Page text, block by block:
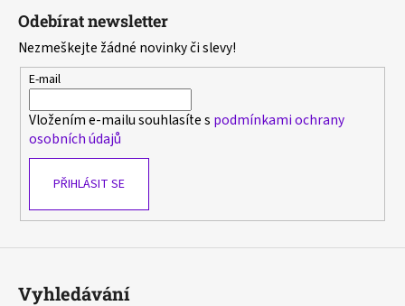
Odebírat newsletter
Nezmeškejte žádné novinky či slevy!
E-mail
Vložením e-mailu souhlasíte s podmínkami ochrany
osobních údajů
PŘIHLÁSIT SE
Vyhledávání